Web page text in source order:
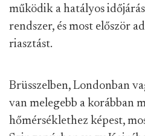
működik a hatályos
rendszer, és most először
riasztást.
Brüsszelben, Londonban
van melegebb a korábban
hőmérséklethez képest,